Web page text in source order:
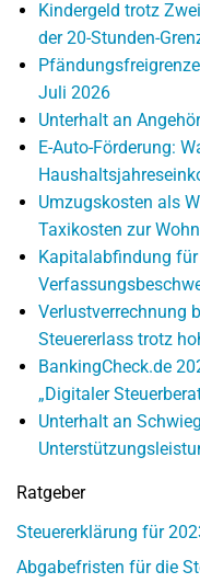
Kindergeld trotz
der 20-Stunden-
Juli 2026
Unterhalt an
E-Auto-Förderung:
Umzugskosten als
Taxikosten zur
Kapitalabfindung
Verlustverrechnung
Steuererlass trotz
BankingCheck.de
„Digitaler
Unterhalt an
Ratgeber
Steuererklärung für
Abgabefristen für die